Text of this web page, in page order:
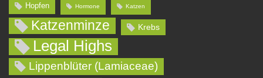
Hopfen Hormone Katzen
Katzenminze Krebs
Legal Highs
Lippenblüter (Lamiaceae)